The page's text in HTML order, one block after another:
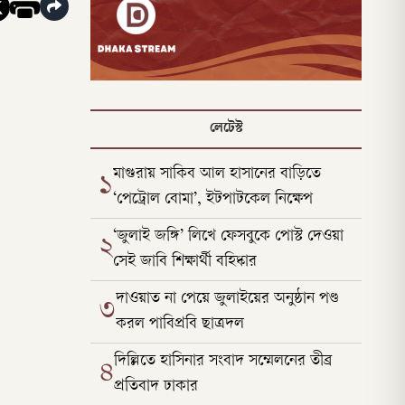
লেটেস্ট
১মাগুরায় সাকিব আল হাসানের বাড়িতে
‘পেট্রোল বোমা’, ইটপাটকেল নিক্ষেপ
২‘জুলাই জঙ্গি’ লিখে ফেসবুকে পোস্ট দেওয়া
সেই জাবি শিক্ষার্থী বহিষ্কার
৩দাওয়াত না পেয়ে জুলাইয়ের অনুষ্ঠান পণ্ড
করল পাবিপ্রবি ছাত্রদল
৪দিল্লিতে হাসিনার সংবাদ সম্মেলনের তীব্র
প্রতিবাদ ঢাকার